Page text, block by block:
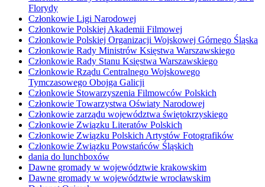
Florydy
Członkowie Ligi Narodowej
Członkowie Polskiej Akademii Filmowej
Członkowie Polskiej Organizacji Wojskowej Górnego Śląska
Członkowie Rady Ministrów Księstwa Warszawskiego
Członkowie Rady Stanu Księstwa Warszawskiego
Członkowie Rządu Centralnego Wojskowego
Tymczasowego Obojga Galicji
Członkowie Stowarzyszenia Filmowców Polskich
Członkowie Towarzystwa Oświaty Narodowej
Członkowie zarządu województwa świętokrzyskiego
Członkowie Związku Literatów Polskich
Członkowie Związku Polskich Artystów Fotografików
Członkowie Związku Powstańców Śląskich
dania do lunchboxów
Dawne gromady w województwie krakowskim
Dawne gromady w województwie wrocławskim